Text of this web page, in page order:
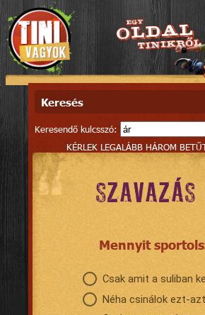
Keresés
Keresendő kulcsszó:
KÉRLEK LEGALÁBB HÁROM
SZAVAZÁS
Mennyit
Csak amit a suliban
Néha csinálok ezt-